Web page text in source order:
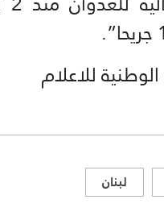
الوطنية للاعلام
لبنان